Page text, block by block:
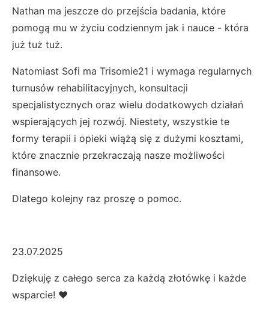
Nathan ma jeszcze do przejścia badania, które
pomogą mu w życiu codziennym jak i nauce - która
już tuż tuż.
Natomiast Sofi ma Trisomie21 i wymaga regularnych
turnusów rehabilitacyjnych, konsultacji
specjalistycznych oraz wielu dodatkowych działań
wspierających jej rozwój. Niestety, wszystkie te
formy terapii i opieki wiążą się z dużymi kosztami,
które znacznie przekraczają nasze możliwości
finansowe.
Dlatego kolejny raz proszę o pomoc.
23.07.2025
Dziękuję z całego serca za każdą złotówkę i każde
wsparcie! ❤️